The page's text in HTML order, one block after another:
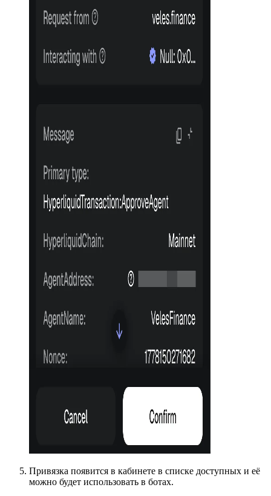
Привязка появится в кабинете в списке доступных и её
можно будет использовать в ботах.